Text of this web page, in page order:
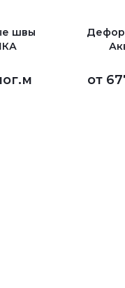
швы
от